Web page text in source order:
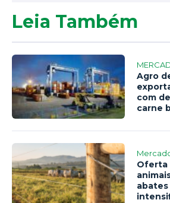
Leia Também
Agro
com
carne
Oferta